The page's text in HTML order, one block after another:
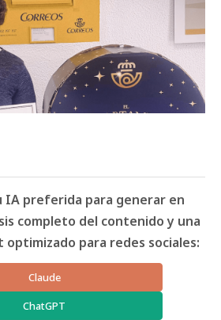
IA preferida para generar en
completo del contenido y una
para redes sociales:
Claude
ChatGPT